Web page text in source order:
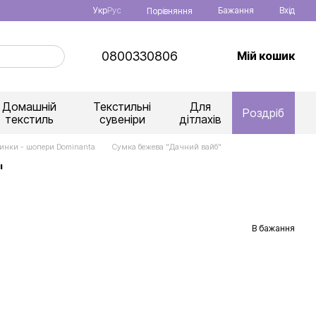
УкрРус Порівняння Бажання Вхід
0800330806 Мій кошик
Домашній
текстиль
Текстильні
сувеніри
Для
дітлахів
Роздріб
- шопери Dominanta Сумка бежева "Дачний вайб"
В бажання